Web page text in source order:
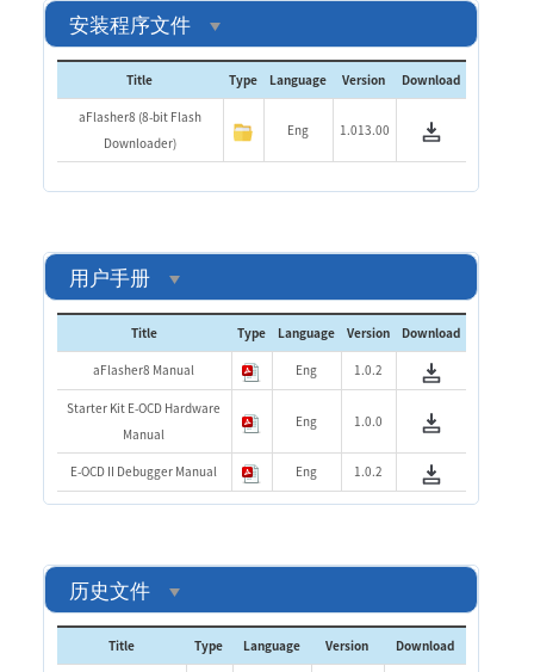
安装程序文件
Title Type Language Version Download
aFlasher8 (8-bit Flash
Downloader)
Eng 1.013.00
用户手册
Title Type Language Version Download
aFlasher8 Manual Eng 1.0.2
Starter Kit E-OCD Hardware
Manual
Eng 1.0.0
E-OCD II Debugger Manual Eng 1.0.2
历史文件
Title Type Language Version Download